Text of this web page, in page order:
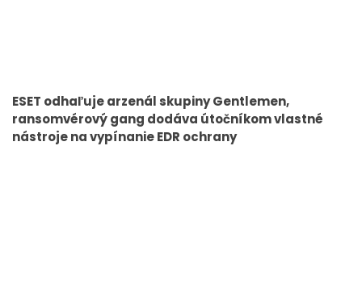
ESET odhaľuje arzenál skupiny Gentlemen,
ransomvérový gang dodáva útočníkom vlastné
nástroje na vypínanie EDR ochrany